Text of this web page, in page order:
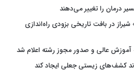
درمان را تغییر می‌دهند
در بافت تاریخی بزودی راه‌اندازی
عالی و صدور مجوز رشته اعلام شد
کشف‌های زیستی جعلی ایجاد کند